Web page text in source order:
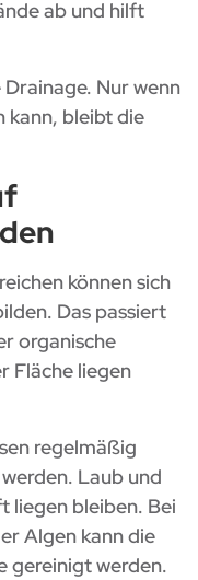
ab und hilft
Nur wenn
kann, bleibt die
können sich
Das passiert
organische
Fläche liegen
regelmäßig
Laub und
liegen bleiben. Bei
Algen kann die
gereinigt werden.